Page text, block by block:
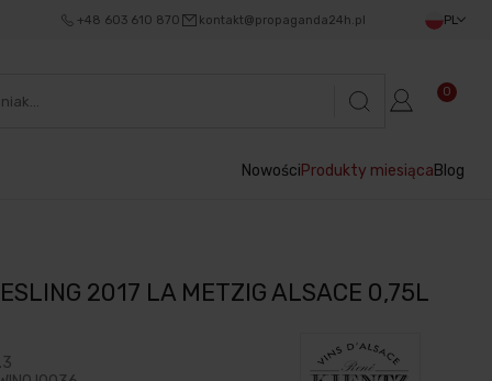
+48 603 610 870 kontakt@propaganda24h.pl PL
0
NowościProdukty miesiącaBlog
2017 LA METZIG ALSACE 0,75L